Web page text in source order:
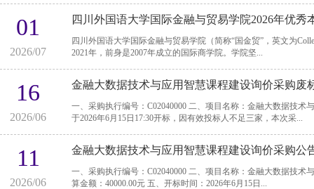
01
2026/07
四川外国语大学国际金融与贸易学院2026年优秀
四川外国语大学国际金融与贸易学院（简称“国金贸”，英文为
2021年，前身是2007年成立的国际商学院。学院坚...
16
2026/06
金融大数据技术与应用智慧课程建设询价采购废
一、采购执行编号：C02040000 二、项目名称：金融大数据技术与应用智慧课程建设 三、采购方式：校内询价 本项目
于2026年6月15日17:30开标，因有效投标人不足三家，本次采...
11
2026/06
金融大数据技术与应用智慧课程建设询价采购公
一、采购执行编号：C02040000 二、项目名称：金融大数据技术与应用智慧课程建设 三、采购方式：校内询价 四、预
算金额：40000.00元 五、开标时间：2026年6月15日...